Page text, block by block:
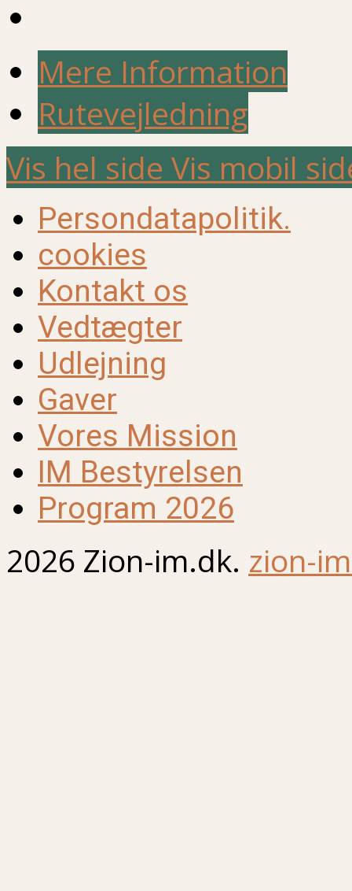
Mere Information
Rutevejledning
Vis hel side Vis mobil
Persondatapolitik.
cookies
Kontakt os
Vedtægter
Udlejning
Gaver
Vores Mission
IM Bestyrelsen
Program 2026
2026 Zion-im.dk. zion-